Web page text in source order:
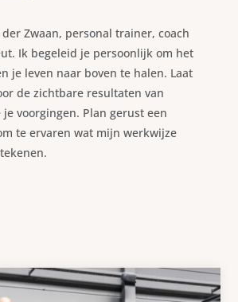
Zwaan, personal trainer, coach
Ik begeleid je persoonlijk om het
je leven naar boven te halen. Laat
de zichtbare resultaten van
voorgingen. Plan gerust een
te ervaren wat mijn werkwijze